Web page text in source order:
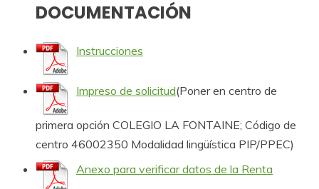
DOCUMENTACIÓN
Instrucciones
Impreso de solicitud(Poner en centro de
primera opción COLEGIO LA FONTAINE; Código de
centro 46002350 Modalidad lingüística PIP/PPEC)
Anexo para verificar datos de la Renta